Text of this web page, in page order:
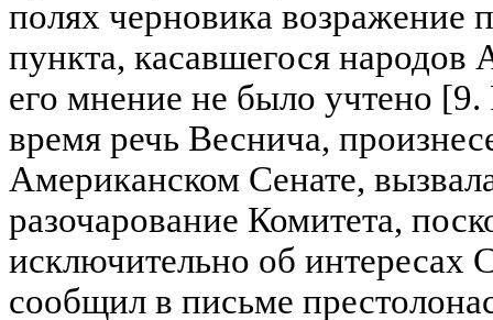
полях черновика возражение
пункта, касавшегося
его мнение не было учтено
время речь Веснича,
Американском Сенате,
разочарование Комитета,
исключительно об
сообщил в письме